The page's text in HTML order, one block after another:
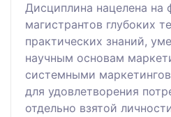
Дисциплина нацелена на
магистрантов глубоких
практических знаний,
научным основам
системными
для удовлетворения
отдельно взятой